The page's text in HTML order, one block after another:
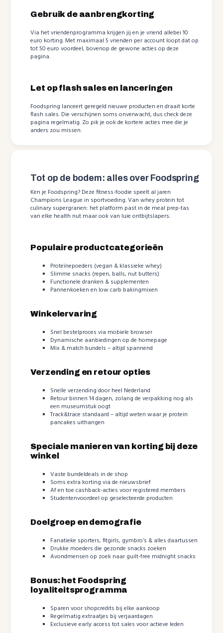
Gebruik de aanbrengkorting
Via het vriendenprogramma krijgen jij en je vriend allebei 10
euro korting. Met maximaal 5 vrienden per account loopt dat op
tot 50 euro voordeel, bovenop de gewone acties op deze
pagina.
Let op flash sales en lanceringen
Foodspring lanceert geregeld nieuwe producten en draait korte
flash sales. Die verschijnen soms onverwacht, dus check deze
pagina regelmatig. Zo pik je ook de kortere acties mee die je
anders zou missen.
Tot op de bodem: alles over Foodspring
Ken je Foodspring? Deze fitness-foodie speelt al jaren
Champions League in sportvoeding. Van whey protein tot
culinary supergranen: het platform past in de meal prep-tas
van elke health nut maar ook van luie ontbijtslapers.
Populaire productcategorieën
Proteïnepoeders (vegan & klassieke whey)
Slimme snacks (repen, balls, nut butters)
Functionele dranken & supplementen
Pannenkoeken en low carb bakingmixen
Winkelervaring
Snel bestelproces via mobiele browser
Dynamische aanbiedingen op de homepage
Mix & match bundels – altijd spannend
Verzending en retour opties
Snelle verzending door heel Nederland
Retour binnen 14 dagen, zolang de verpakking nog als
een museumstuk oogt
Track&trace standaard – altijd weten waar je protein
pancakes uithangen
Speciale manieren van korting bij deze
winkel
Vaste bundeldeals in de shop
Soms extra korting via de nieuwsbrief
Af en toe cashback-acties voor registered members
Studentenvoordeel op geselecteerde producten
Doelgroep en demografie
Fanatieke sporters, fitgirls, gymbro’s & alles daartussen
Drukke moeders die gezonde snacks zoeken
Avondmensen op zoek naar guilt-free midnight snacks
Bonus: het Foodspring
loyaliteitsprogramma
Sparen voor shopcredits bij elke aankoop
Regelmatig extraatjes bij verjaardagen
Exclusieve early access tot sales voor actieve leden